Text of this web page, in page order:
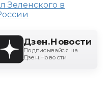
Зеленского в
Дзен.Новости
Подписывайся на
Дзен.Новости